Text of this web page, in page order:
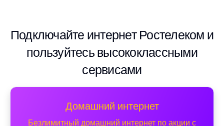
Подключайте интернет Ростелеком и
пользуйтесь высококлассными
сервисами
Домашний интернет
Безлимитный домашний интернет по акции с